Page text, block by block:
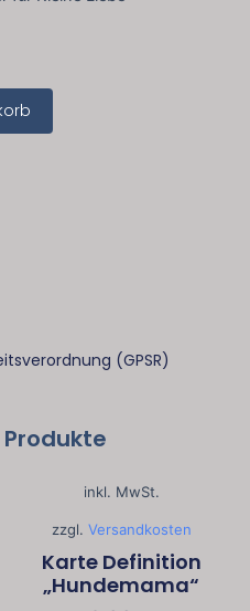
(GPSR)
inkl. MwSt.
zzgl. Versandkosten
Karte Definition
„Hundemama“